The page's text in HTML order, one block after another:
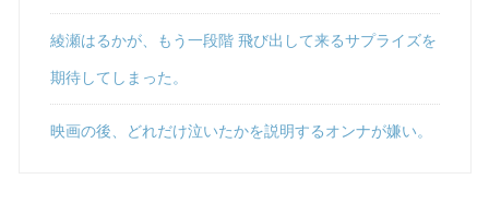
綾瀬はるかが、もう一段階 飛び出して来るサプライズを
期待してしまった。
映画の後、どれだけ泣いたかを説明するオンナが嫌い。